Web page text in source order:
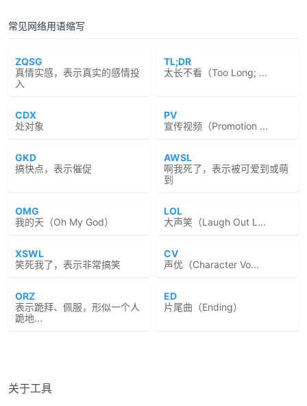
常见网络用语缩写
ZQSG
真情实感，表示真实的感情投
入
TL;DR
太长不看（Too Long; ...
CDX
处对象
PV
宣传视频（Promotion ...
GKD
搞快点，表示催促
AWSL
啊我死了，表示被可爱到或萌
到
OMG
我的天（Oh My God）
LOL
大声笑（Laugh Out L...
XSWL
笑死我了，表示非常搞笑
CV
声优（Character Vo...
ORZ
表示跪拜、佩服，形似一个人
跪地...
ED
片尾曲（Ending）
关于工具